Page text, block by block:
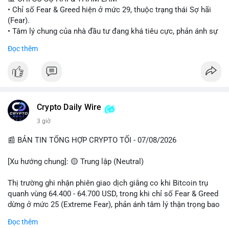
#vlikevn
• Chỉ số Fear & Greed hiện ở mức 29, thuộc trạng thái Sợ hãi
(Fear).
• Tâm lý chung của nhà đầu tư đang khá tiêu cực, phản ánh sự
• CoinGecko Trending: Plume (PLUME), Cash Cat (CASHCAT),
• LunarCrush Trending: Ethereum, Solana, Dogecoin, Polkadot,
Chainlink.
Viettel) và các từ khóa đời sống khác đang chiếm ưu thế.
💬 DÒNG CHẢY TIN TỨC & TRUYỀN THÔNG
năm tù đối với Sam Bankman-Fried (FTX).
• Tin tức vĩ mô: Cảnh báo về tình trạng stagflation (lạm phát
đình trệ) từ dữ liệu PMI của Mỹ; thu nhập của người Mỹ đang
• Tin tức Binance: Binance chuẩn bị nâng cấp dịch vụ giao dịch
Đọc thêm
Crypto Daily Wire
3 giờ
📰 BẢN TIN TỔNG HỢP CRYPTO TỐI - 07/08/2026
[Xu hướng chung]: 🟡 Trung lập (Neutral)
Thị trường ghi nhận phiên giao dịch giằng co khi Bitcoin trụ
quanh vùng 64.400 - 64.700 USD, trong khi chỉ số Fear & Greed
dừng ở mức 25 (Extreme Fear), phản ánh tâm lý thận trọng bao
Đọc thêm